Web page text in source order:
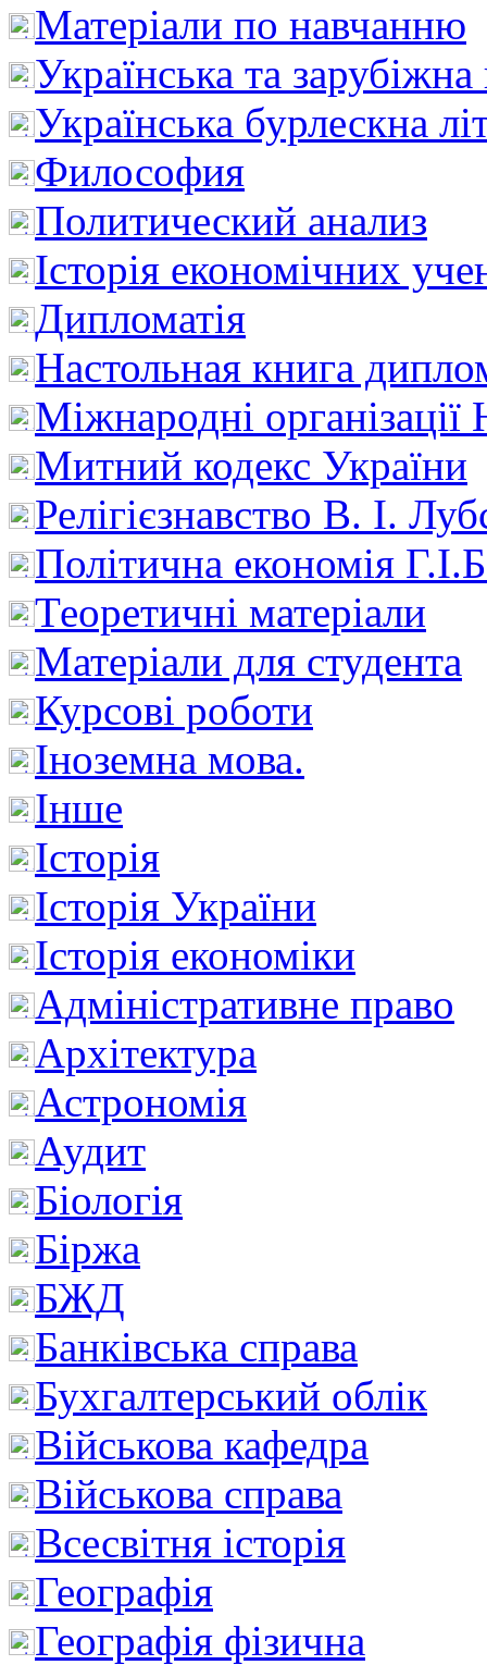
Матеріали по навчанню
Українська та зарубіжна
Українська бурлескна
Философия
Политический анализ
Історія економічних
Дипломатія
Настольная книга
Міжнародні
Митний кодекс України
Релігієзнавство В. І.
Політична економія
Теоретичні матеріали
Матеріали для студента
Курсові роботи
Іноземна мова.
Інше
Історія
Історія України
Історія економіки
Адміністративне право
Архітектура
Астрономія
Аудит
Біологія
Біржа
БЖД
Банківська справа
Бухгалтерський облік
Військова кафедра
Військова справа
Всесвітня історія
Географія
Географія фізична